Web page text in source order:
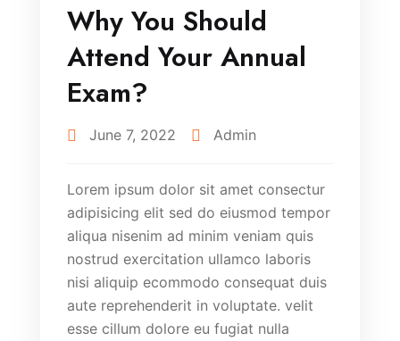
Why You Should
Attend Your Annual
Exam?
June 7, 2022 Admin
Lorem ipsum dolor sit amet consectur
adipisicing elit sed do eiusmod tempor
aliqua nisenim ad minim veniam quis
nostrud exercitation ullamco laboris
nisi aliquip ecommodo consequat duis
aute reprehenderit in voluptate. velit
esse cillum dolore eu fugiat nulla